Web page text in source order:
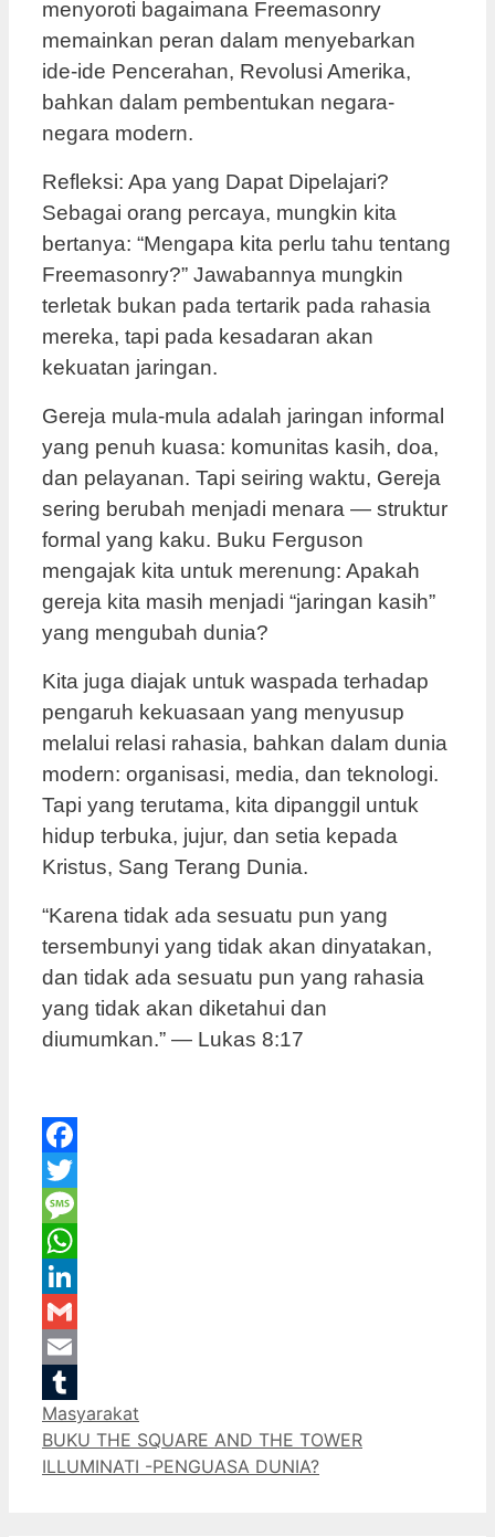
menyoroti bagaimana Freemasonry
memainkan peran dalam menyebarkan
ide-ide Pencerahan, Revolusi Amerika,
bahkan dalam pembentukan negara-
negara modern.
Refleksi: Apa yang Dapat Dipelajari?
Sebagai orang percaya, mungkin kita
bertanya: “Mengapa kita perlu tahu tentang
Freemasonry?” Jawabannya mungkin
terletak bukan pada tertarik pada rahasia
mereka, tapi pada kesadaran akan
kekuatan jaringan.
Gereja mula-mula adalah jaringan informal
yang penuh kuasa: komunitas kasih, doa,
dan pelayanan. Tapi seiring waktu, Gereja
sering berubah menjadi menara — struktur
formal yang kaku. Buku Ferguson
mengajak kita untuk merenung: Apakah
gereja kita masih menjadi “jaringan kasih”
yang mengubah dunia?
Kita juga diajak untuk waspada terhadap
pengaruh kekuasaan yang menyusup
melalui relasi rahasia, bahkan dalam dunia
modern: organisasi, media, dan teknologi.
Tapi yang terutama, kita dipanggil untuk
hidup terbuka, jujur, dan setia kepada
Kristus, Sang Terang Dunia.
“Karena tidak ada sesuatu pun yang
tersembunyi yang tidak akan dinyatakan,
dan tidak ada sesuatu pun yang rahasia
yang tidak akan diketahui dan
diumumkan.” — Lukas 8:17
Facebook
Twitter
Message
WhatsApp
LinkedIn
Gmail
Email
Tumblr
Categories
Masyarakat
BUKU THE SQUARE AND THE TOWER
ILLUMINATI -PENGUASA DUNIA?